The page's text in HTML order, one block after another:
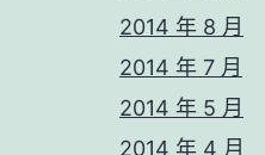
2014 年 8 月
2014 年 7 月
2014 年 5 月
2014 年 4 月